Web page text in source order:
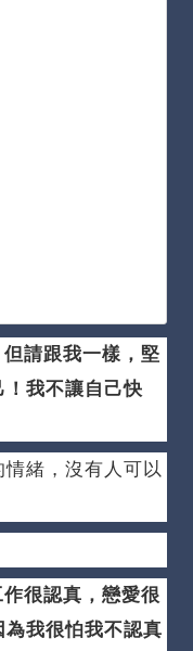
請跟我一樣，堅
我不讓自己快
緒，沒有人可以
很認真，戀愛很
我很怕我不認真